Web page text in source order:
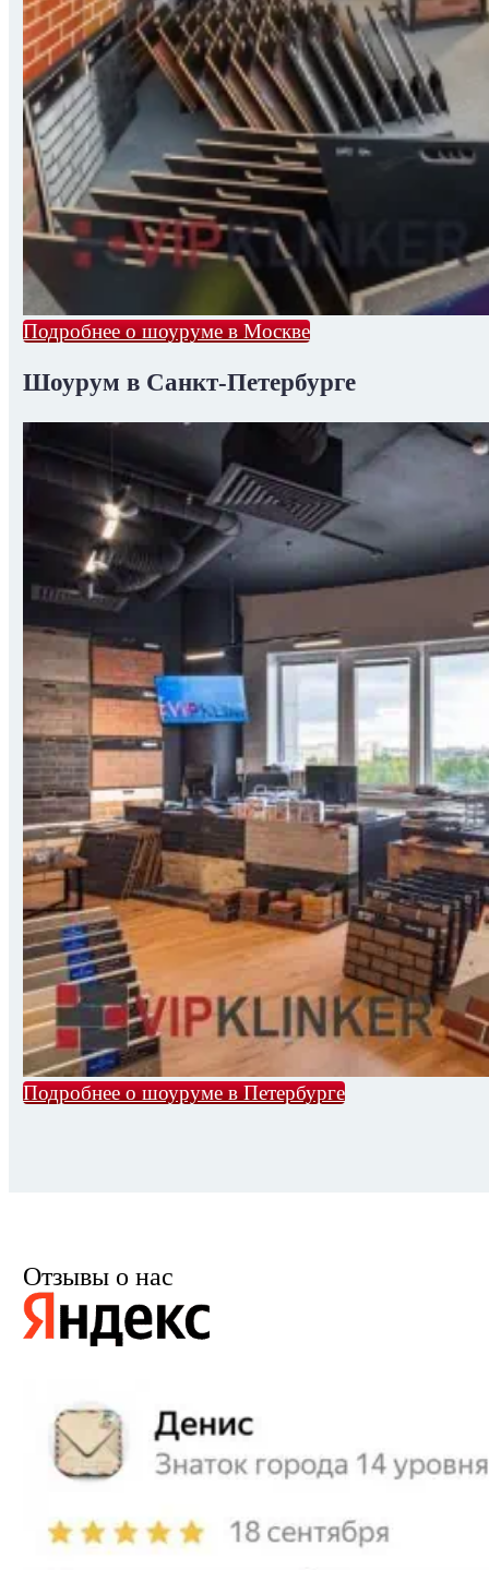
Подробнее о шоуруме в Москве
Шоурум в Санкт-Петербурге
Подробнее о шоуруме в Петербурге
Отзывы о нас